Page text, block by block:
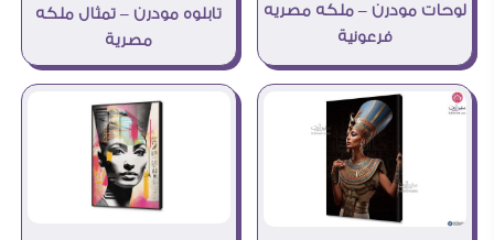
لوحات مودرن – ملكه مصريه
فرعونية
تابلوه مودرن – تمثال ملكه
مصرية